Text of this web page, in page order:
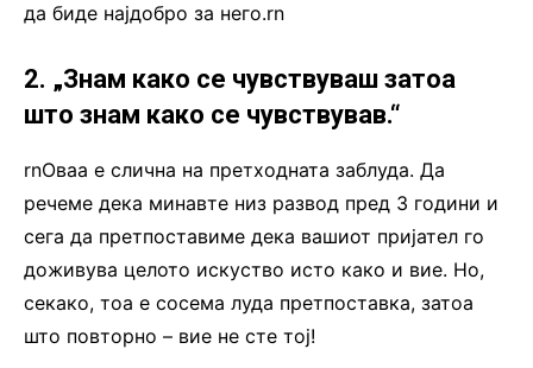
да биде најдобро за него.rn
2. „Знам како се чувствуваш затоа
што знам како се чувствував.“
rnОваа е слична на претходната заблуда. Да
речеме дека минавте низ развод пред 3 години и
сега да претпоставиме дека вашиот пријател го
доживува целото искуство исто како и вие. Но,
секако, тоа е сосема луда претпоставка, затоа
што повторно – вие не сте тој!